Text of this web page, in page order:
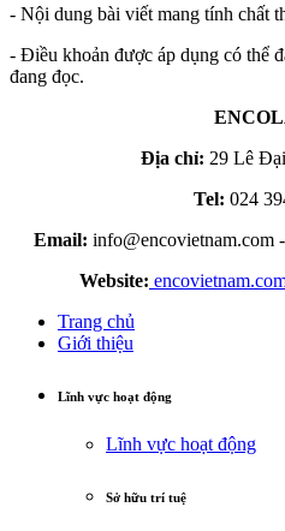
- Nội dung bài viết mang tính chất
- Điều khoản được áp dụng có thể
đang đọc.
Địa chỉ: 29 Lê
Tel: 024
Email: info@encovietnam.com-
Website:
Trang chủ
Giới thiệu
Lĩnh vực hoạt động
Lĩnh vực hoạt động
Sở hữu trí tuệ